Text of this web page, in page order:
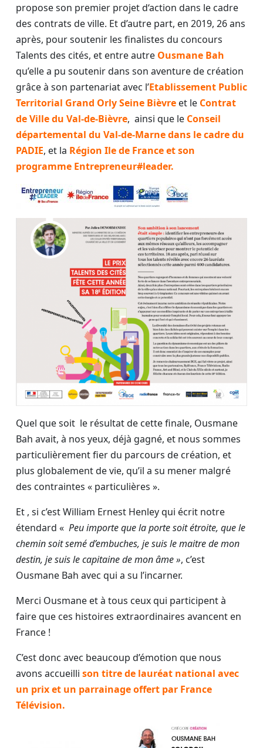
propose son premier projet d‘action dans le cadre
des contrats de ville. Et d’autre part, en 2019, 26 ans
après, pour soutenir les finalistes du concours
Talents des cités, et entre autre Ousmane Bah
qu’elle a pu soutenir dans son aventure de création
grâce à son partenariat avec l’Etablissement Public
Territorial Grand Orly Seine Bièvre et le Contrat
de Ville du Val-de-Bièvre, ainsi que le Conseil
départemental du Val-de-Marne dans le cadre du
PADIE, et la Région Ile de Franceet son
programme Entrepreneur#leader.
Quel que soit le résultat de cette finale, Ousmane
Bah avait, à nos yeux, déjà gagné, et nous sommes
particulièrement fier du parcours de création, et
plus globalement de vie, qu’il a su mener malgré
des contraintes « particulières ».
Et , si c’est William Ernest Henley qui écrit notre
étendard « Peu importe que la porte soit étroite, que le
chemin soit semé d’embuches, je suis le maitre de mon
destin, je suis le capitaine de mon âme », c’est
Ousmane Bah avec qui a su l’incarner.
Merci Ousmane et à tous ceux qui participent à
faire que ces histoires extraordinaires avancent en
France !
C’est donc avec beaucoup d’émotion que nous
avons accueilli son titre de lauréat national avec
un prix et un parrainage offert par France
Télévision.